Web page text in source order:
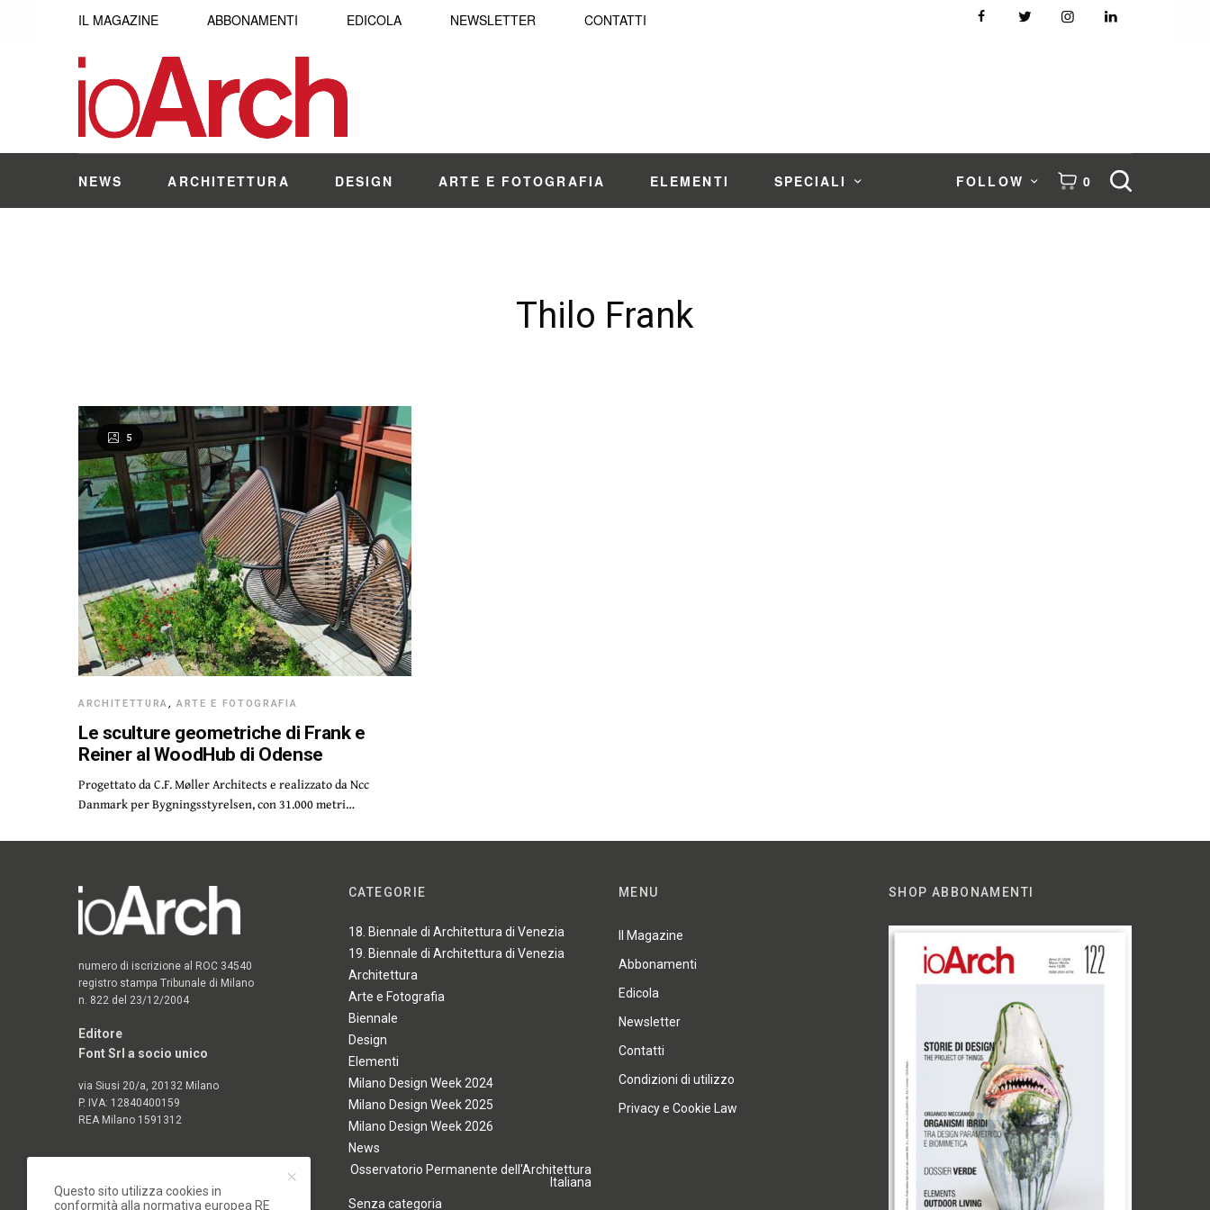
IL MAGAZINE ABBONAMENTI EDICOLA NEWSLETTER CONTATTI
NEWS ARCHITETTURA DESIGN ARTE E FOTOGRAFIA ELEMENTI SPECIALI FOLLOW 0
Thilo Frank
5
ARCHITETTURA,ARTE E FOTOGRAFIA
Le sculture geometriche di Frank e
Reiner al WoodHub di Odense
Progettato da C.F. Møller Architects e realizzato da Ncc
Danmark per Bygningsstyrelsen, con 31.000 metri…
numero di iscrizione al ROC 34540
registro stampa Tribunale di Milano
n. 822 del 23/12/2004
Editore
Font Srl a socio unico
via Siusi 20/a, 20132 Milano
P. IVA: 12840400159
REA Milano 1591312
CATEGORIE
18. Biennale di Architettura di Venezia
19. Biennale di Architettura di Venezia
Architettura
Arte e Fotografia
Biennale
Design
Elementi
Milano Design Week 2024
Milano Design Week 2025
Milano Design Week 2026
News
Osservatorio Permanente dell'Architettura
Italiana
Senza categoria
MENU
Il Magazine
Abbonamenti
Edicola
Newsletter
Contatti
Condizioni di utilizzo
Privacy e Cookie Law
SHOP ABBONAMENTI
Questo sito utilizza cookies in
conformità alla normativa europea RE